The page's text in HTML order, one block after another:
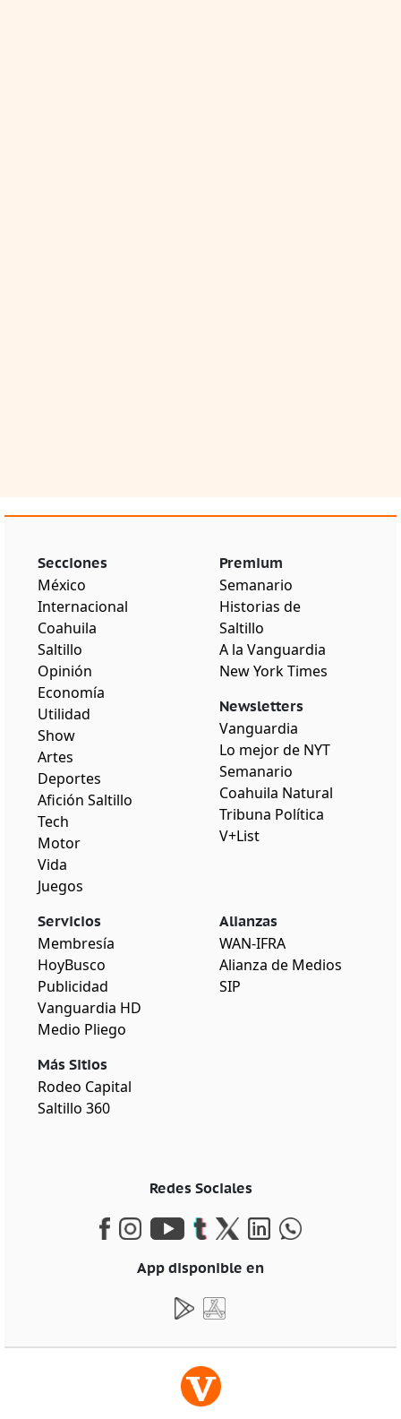
Secciones
México
Internacional
Coahuila
Saltillo
Opinión
Economía
Utilidad
Show
Artes
Deportes
Afición Saltillo
Tech
Motor
Vida
Juegos
Premium
Semanario
Historias de
Saltillo
A la Vanguardia
New York Times
Newsletters
Vanguardia
Lo mejor de NYT
Semanario
Coahuila Natural
Tribuna Política
V+List
Servicios
Membresía
HoyBusco
Publicidad
Vanguardia HD
Medio Pliego
Más Sitios
Rodeo Capital
Saltillo 360
Alianzas
WAN-IFRA
Alianza de Medios
SIP
Redes Sociales
App disponible en